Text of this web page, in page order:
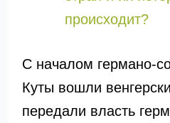
происходит?
С началом германо-
Куты вошли
передали власть